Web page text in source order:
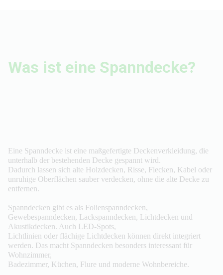
Was ist eine Spanndecke?
Eine Spanndecke ist eine maßgefertigte Deckenverkleidung, die
unterhalb der bestehenden Decke gespannt wird.
Dadurch lassen sich alte Holzdecken, Risse, Flecken, Kabel oder
unruhige Oberflächen sauber verdecken, ohne die alte Decke zu
entfernen.
Spanndecken gibt es als Folienspanndecken,
Gewebespanndecken, Lackspanndecken, Lichtdecken und
Akustikdecken. Auch LED-Spots,
Lichtlinien oder flächige Lichtdecken können direkt integriert
werden. Das macht Spanndecken besonders interessant für
Wohnzimmer,
Badezimmer, Küchen, Flure und moderne Wohnbereiche.